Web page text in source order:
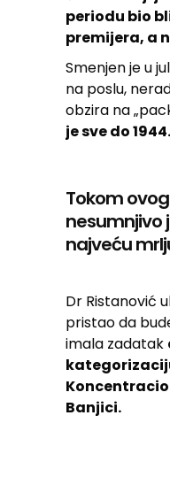
periodu bio
premijera, a
Smenjen je u
na poslu,
obzira na
je sve do
Tokom
nesumnjivo
najveću
Dr Ristanović
pristao da
imala zadatak
Banjici.